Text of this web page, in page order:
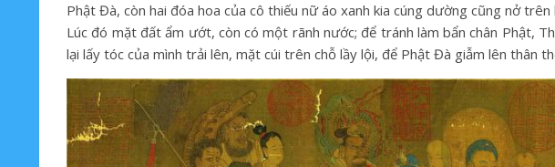
Phật Đà, còn hai đóa hoa của cô thiếu nữ áo xanh kia cúng dường cũng nở trên
Lúc đó mặt đất ẩm ướt, còn có một rãnh nước; để tránh làm bẩn chân Phật,
lại lấy tóc của mình trải lên, mặt cúi trên chỗ lầy lội, để Phật Đà giẫm lên thân